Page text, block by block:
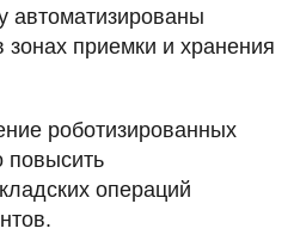
автоматизированы
приемки и хранения
роботизированных
повысить
операций